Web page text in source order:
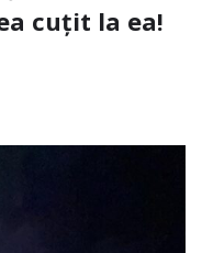
cuțit la ea!